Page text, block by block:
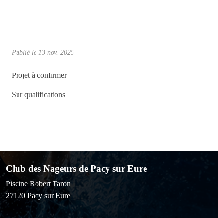
Publié le 13 nov. 2025
Projet à confirmer
Sur qualifications
Club des Nageurs de Pacy sur Eure
Piscine Robert Taron
27120 Pacy sur Eure